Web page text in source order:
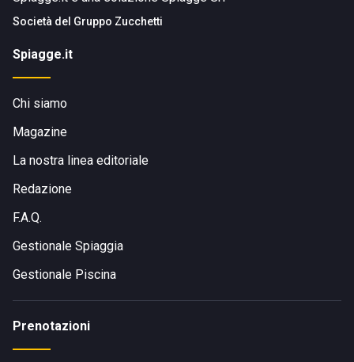
Società del Gruppo Zucchetti
Spiagge.it
Chi siamo
Magazine
La nostra linea editoriale
Redazione
F.A.Q.
Gestionale Spiaggia
Gestionale Piscina
Prenotazioni